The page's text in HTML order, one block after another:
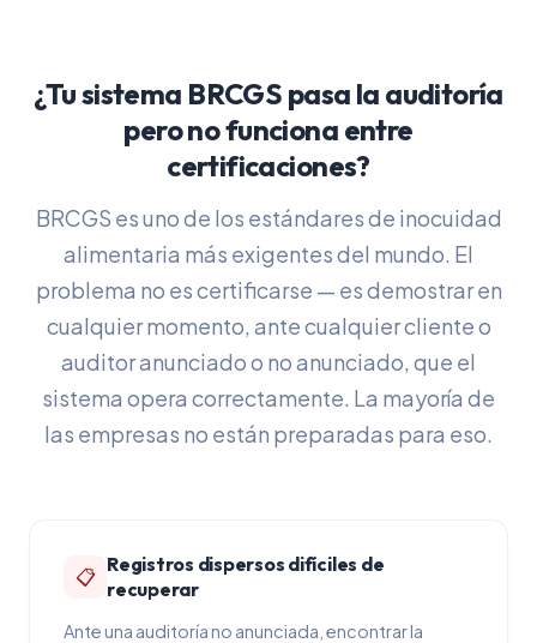
¿Tu sistema BRCGS pasa la auditoría
pero no funciona entre
certificaciones?
BRCGS es uno de los estándares de inocuidad
alimentaria más exigentes del mundo. El
problema no es certificarse — es demostrar en
cualquier momento, ante cualquier cliente o
auditor anunciado o no anunciado, que el
sistema opera correctamente. La mayoría de
las empresas no están preparadas para eso.
📋 Registros dispersos difíciles de
recuperar
Ante una auditoría no anunciada, encontrar la